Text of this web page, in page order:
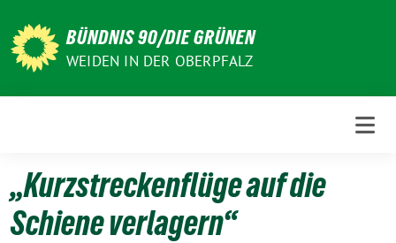
zum
Inhalt
BÜNDNIS 90/DIE GRÜNEN
WEIDEN IN DER OBERPFALZ
„Kurzstreckenflüge auf die
Schiene verlagern“